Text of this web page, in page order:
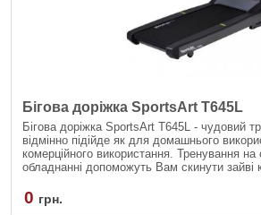
Бігова доріжка SportsArt T645L
Бігова доріжка SportsArt T645L - чудовий
відмінно підійде як для домашнього
комерційного використання. Тренування
обладнанні допоможуть Вам скинути зайві
від електромережі. Високі результати в
забезпечує багатофункціональність доріжки.
0 грн.